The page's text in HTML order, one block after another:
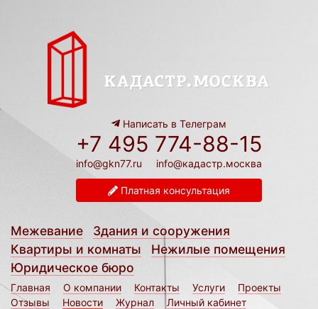
Написать в Телеграм
+7 495 774-88-15
info@gkn77.ru info@кадастр.москва
Платная консультация
Межевание
Здания и сооружения
Квартиры и комнаты
Нежилые помещения
Юридическое бюро
Главная О компании Контакты Услуги
Проекты
Отзывы
Новости Журнал
Личный кабинет